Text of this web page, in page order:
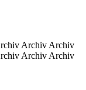
Archiv Archiv
Archiv Archiv